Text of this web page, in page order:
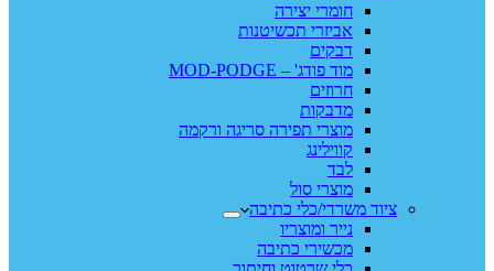
חומרי יצירה
אביזרי תכשיטנות
דבקים
מוד פודג' – MOD-PODGE
חרוזים
מדבקות
מוצרי תפירה סריגה ורקמה
קווילינג
לבד
מוצרי סול
ציוד משרדי/כלי כתיבה
נייר ומוצריו
מכשירי כתיבה